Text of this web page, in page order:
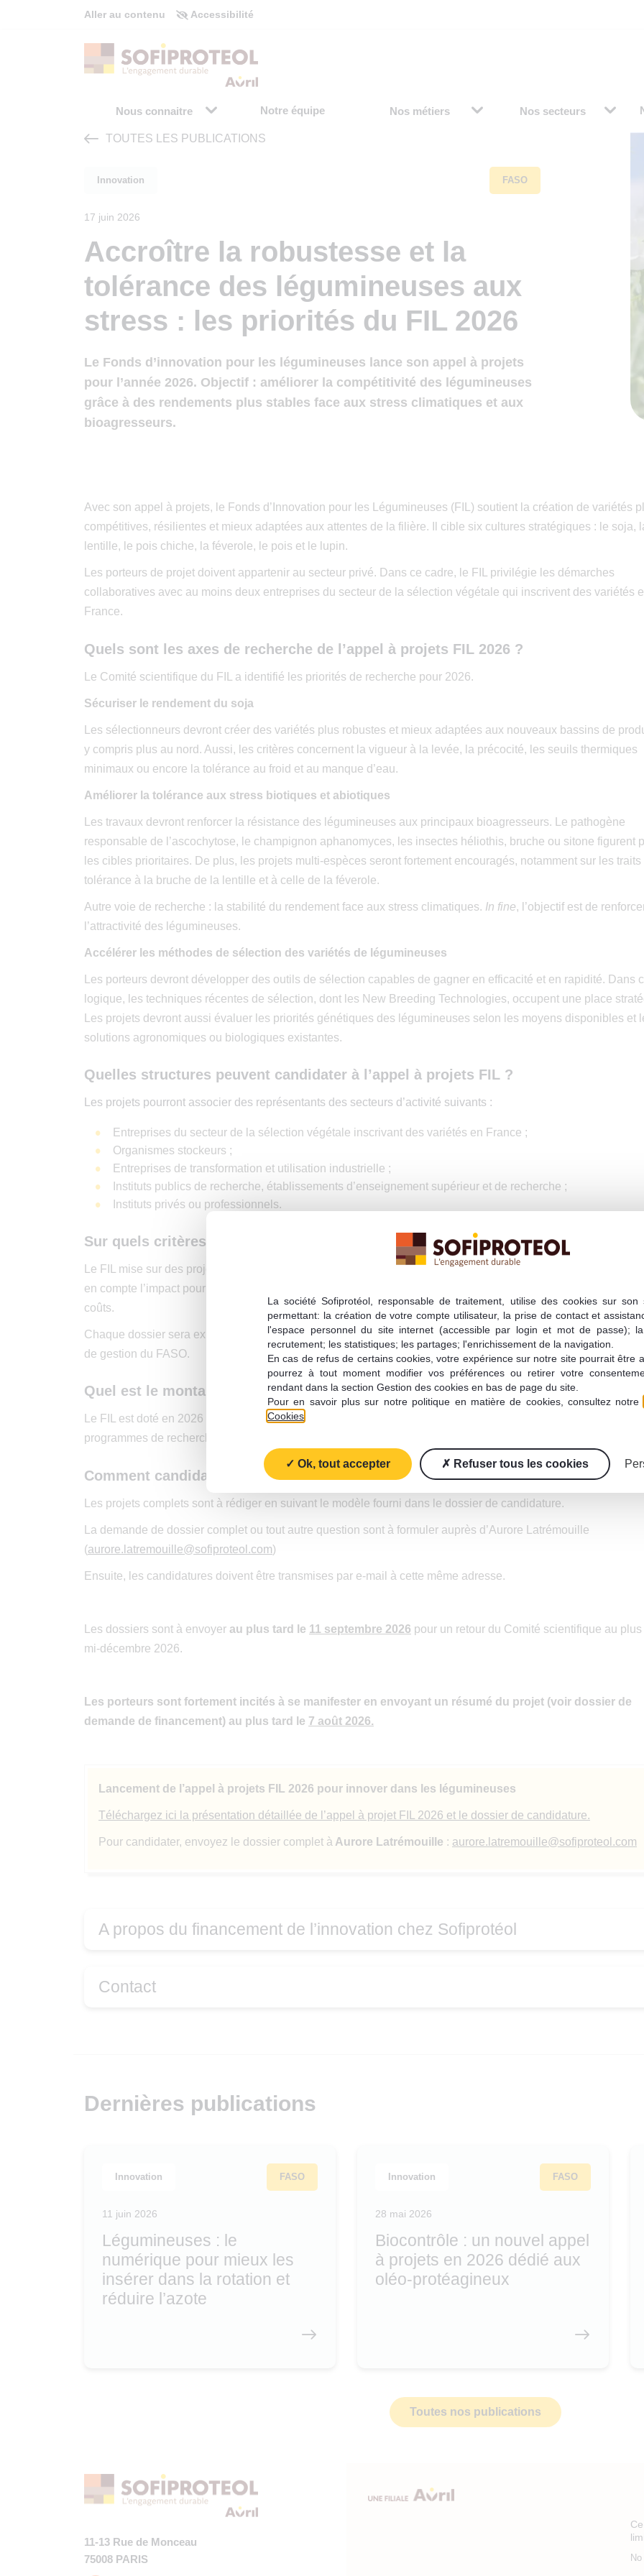
La société Sofiprotéol, responsable de traitement, utilise des cookies sur son
permettant: la création de votre compte utilisateur, la prise de contact et
l'espace personnel du site internet (accessible par login et mot de passe);
recrutement; les statistiques; les partages; l'enrichissement de la navigation.
En cas de refus de certains cookies, votre expérience sur notre site pourrait être
pourrez à tout moment modifier vos préférences ou retirer votre
rendant dans la section Gestion des cookies en bas de page du site.
Pour en savoir plus sur notre politique en matière de cookies, consultez notre
Cookies
Ok, tout accepter Refuser tous les cookies
Aller au contenu Accessibilité
Nous connaitre Notre équipe Nos métiers Nos secteurs
TOUTES LES PUBLICATIONS
Innovation FASO
17 juin 2026
Accroître la robustesse et la
tolérance des légumineuses aux
stress : les priorités du FIL 2026
Le Fonds d’innovation pour les légumineuses lance son appel à projets
pour l’année 2026. Objectif : améliorer la compétitivité des légumineuses
grâce à des rendements plus stables face aux stress climatiques et aux
bioagresseurs.
Avec son appel à projets, le Fonds d’Innovation pour les Légumineuses (FIL) soutient la création de variétés
compétitives, résilientes et mieux adaptées aux attentes de la filière. Il cible six cultures stratégiques : le soja,
lentille, le pois chiche, la féverole, le pois et le lupin.
Les porteurs de projet doivent appartenir au secteur privé. Dans ce cadre, le FIL privilégie les démarches
collaboratives avec au moins deux entreprises du secteur de la sélection végétale qui inscrivent des variétés
France.
Quels sont les axes de recherche de l’appel à projets FIL 2026 ?
Le Comité scientifique du FIL a identifié les priorités de recherche pour 2026.
Sécuriser le rendement du soja
Les sélectionneurs devront créer des variétés plus robustes et mieux adaptées aux nouveaux bassins de
y compris plus au nord. Aussi, les critères concernent la vigueur à la levée, la précocité, les seuils thermiques
minimaux ou encore la tolérance au froid et au manque d’eau.
Améliorer la tolérance aux stress biotiques et abiotiques
Les travaux devront renforcer la résistance des légumineuses aux principaux bioagresseurs. Le pathogène
responsable de l’ascochytose, le champignon aphanomyces, les insectes héliothis, bruche ou sitone figurent
les cibles prioritaires. De plus, les projets multi-espèces seront fortement encouragés, notamment sur les traits
tolérance à la bruche de la lentille et à celle de la féverole.
Autre voie de recherche : la stabilité du rendement face aux stress climatiques. In fine, l’objectif est de
l’attractivité des légumineuses.
Accélérer les méthodes de sélection des variétés de légumineuses
Les porteurs devront développer des outils de sélection capables de gagner en efficacité et en rapidité. Dans
logique, les techniques récentes de sélection, dont les New Breeding Technologies, occupent une place
Les projets devront aussi évaluer les priorités génétiques des légumineuses selon les moyens disponibles et
solutions agronomiques ou biologiques existantes.
Quelles structures peuvent candidater à l’appel à projets FIL ?
Les projets pourront associer des représentants des secteurs d’activité suivants :
Entreprises du secteur de la sélection végétale inscrivant des variétés en France ;
Organismes stockeurs ;
Entreprises de transformation et utilisation industrielle ;
Instituts publics de recherche, établissements d’enseignement supérieur et de recherche ;
Instituts privés ou professionnels.
Sur quels critères repose l’évaluation des dossiers ?
Le FIL mise sur des projets capables d’apporter des résultats rapides et concrets à la filière. L’évaluation
en compte l’impact pour les agriculteurs, l’innovation, la solidité scientifique, la qualité du partenariat et la
coûts.
Chaque dossier sera expertisé en toute confidentialité par le Comité scientifique, avant validation finale par le
de gestion du FASO.
Quel est le montant du financement ?
Le FIL est doté en 2026 d’un montant global de 250 k€ H.T. Il permettra de financer jusqu’à 50 % du coût total
programmes de recherche sur une période maximale de 3 ans.
Comment candidater à l’appel à projet FIL ?
Les projets complets sont à rédiger en suivant le modèle fourni dans le dossier de candidature.
La demande de dossier complet ou tout autre question sont à formuler auprès d’Aurore Latrémouille
(aurore.latremouille@sofiproteol.com)
Ensuite, les candidatures doivent être transmises par e-mail à cette même adresse.
Les dossiers sont à envoyer au plus tard le 11 septembre 2026 pour un retour du Comité scientifique au plus
mi-décembre 2026.
Les porteurs sont fortement incités à se manifester en envoyant un résumé du projet (voir dossier de
demande de financement) au plus tard le 7 août 2026.
Lancement de l’appel à projets FIL 2026 pour innover dans les légumineuses
Téléchargez ici la présentation détaillée de l’appel à projet FIL 2026 et le dossier de candidature.
Pour candidater, envoyez le dossier complet à Aurore Latrémouille : aurore.latremouille@sofiproteol.com
A propos du financement de l’innovation chez Sofiprotéol
Contact
Dernières publications
Légumineuses : le
numérique pour mieux les
insérer dans la rotation et
réduire l’azote
Innovation FASO
11 juin 2026
Biocontrôle : un nouvel appel
à projets en 2026 dédié aux
oléo-protéagineux
Innovation FASO
28 mai 2026
Toutes nos publications
11-13 Rue de Monceau
75008 PARIS